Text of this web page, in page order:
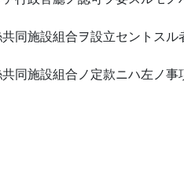
同施設組合ヲ設立セントス
同施設組合ノ定款ニハ左ノ